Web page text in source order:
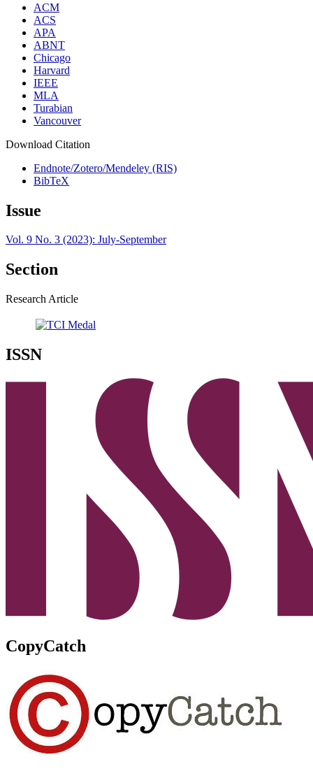
ACM
ACS
APA
ABNT
Chicago
Harvard
IEEE
MLA
Turabian
Vancouver
Download Citation
Endnote/Zotero/Mendeley (RIS)
BibTeX
Issue
Vol. 9 No. 3 (2023): July-September
Section
Research Article
ISSN
CopyCatch